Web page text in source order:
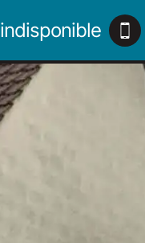
indisponible